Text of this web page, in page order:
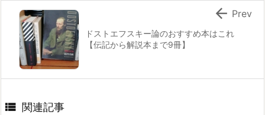
ドストエフスキー論のおすすめ本はこれ
【伝記から解説本まで9冊】
 Prev
 関連記事